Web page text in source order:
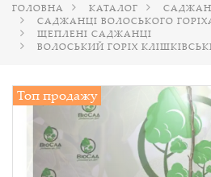
ГОЛОВНА КАТАЛОГ
САДЖАНЦІ ВОЛОСЬКОГО
ЩЕПЛЕНІ САДЖАНЦІ
ВОЛОСЬКИЙ ГОРІХ
Топ продажу